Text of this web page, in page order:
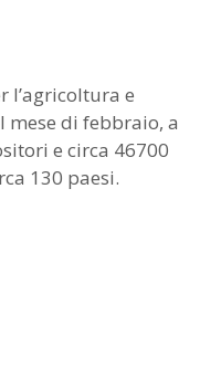
l’agricoltura e
mese di febbraio, a
e circa 46700
130 paesi.